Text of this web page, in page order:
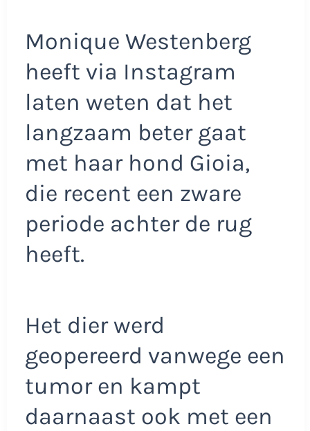
Monique Westenberg
heeft via Instagram
laten weten dat het
langzaam beter gaat
met haar hond Gioia,
die recent een zware
periode achter de rug
heeft.
Het dier werd
geopereerd vanwege een
tumor en kampt
daarnaast ook met een